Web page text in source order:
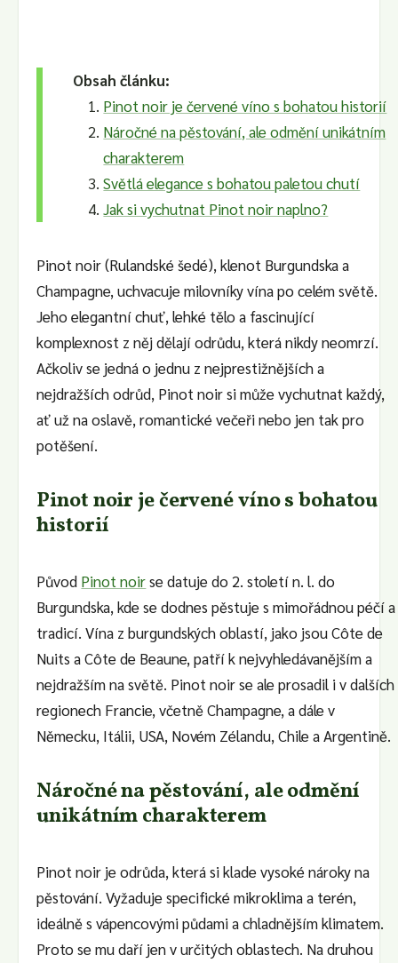
Obsah článku:
Pinot noir je červené víno s bohatou historií
Náročné na pěstování, ale odmění unikátním
charakterem
Světlá elegance s bohatou paletou chutí
Jak si vychutnat Pinot noir naplno?
Pinot noir (Rulandské šedé), klenot Burgundska a
Champagne, uchvacuje milovníky vína po celém světě.
Jeho elegantní chuť, lehké tělo a fascinující
komplexnost z něj dělají odrůdu, která nikdy neomrzí.
Ačkoliv se jedná o jednu z nejprestižnějších a
nejdražších odrůd, Pinot noir si může vychutnat každý,
ať už na oslavě, romantické večeři nebo jen tak pro
potěšení.
Pinot noir je červené víno s bohatou
historií
Původ Pinot noirse datuje do 2. století n. l. do
Burgundska, kde se dodnes pěstuje s mimořádnou péčí a
tradicí. Vína z burgundských oblastí, jako jsou Côte de
Nuits a Côte de Beaune, patří k nejvyhledávanějším a
nejdražším na světě. Pinot noir se ale prosadil i v dalších
regionech Francie, včetně Champagne, a dále v
Německu, Itálii, USA, Novém Zélandu, Chile a Argentině.
Náročné na pěstování, ale odmění
unikátním charakterem
Pinot noir je odrůda, která si klade vysoké nároky na
pěstování. Vyžaduje specifické mikroklima a terén,
ideálně s vápencovými půdami a chladnějším klimatem.
Proto se mu daří jen v určitých oblastech. Na druhou